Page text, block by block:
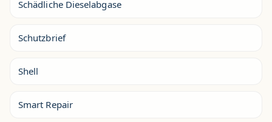
Schädliche Dieselabgase
Schutzbrief
Shell
Smart Repair